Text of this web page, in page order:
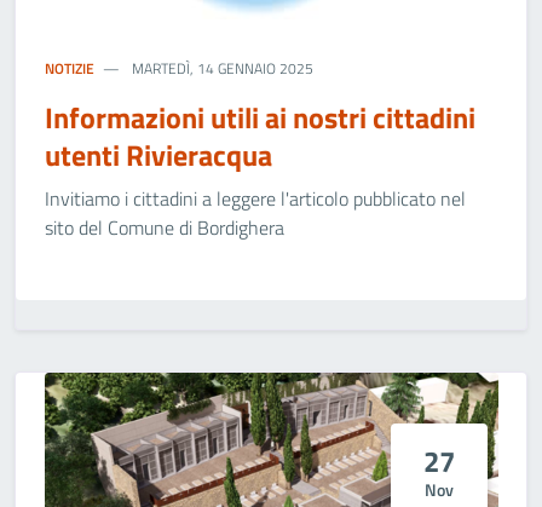
NOTIZIE MARTEDÌ, 14 GENNAIO 2025
Informazioni utili ai nostri cittadini
utenti Rivieracqua
Invitiamo i cittadini a leggere l'articolo pubblicato nel
sito del Comune di Bordighera
27
Nov